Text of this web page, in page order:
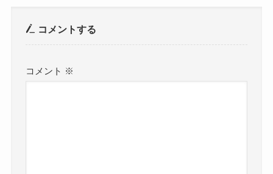
コメントする
コメント ※